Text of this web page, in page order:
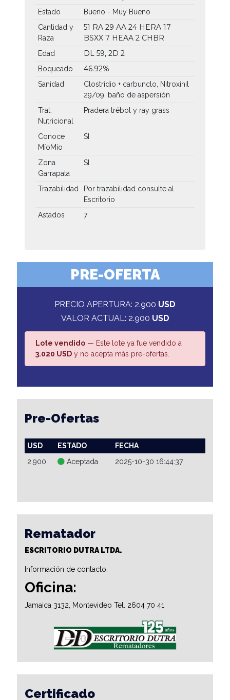
Estado
Bueno - Muy Bueno
Cantidad y
Raza
51 RA 29 AA 24 HERA 17
BSXX 7 HEAA 2 CHBR
Edad DL 59, 2D 2
Boqueado 46.92%
Sanidad
Clostridio + carbunclo, Nitroxinil
29/09, baño de aspersión
Trat.
Nutricional
Pradera trébol y ray grass
Conoce
MíoMío
SI
Zona
Garrapata
SI
Trazabilidad
Por trazabilidad consulte al
Escritorio
Astados
7
PRE-OFERTA
PRECIO APERTURA: 2.900 USD
VALOR ACTUAL: 2.900 USD
Lote vendido — Este lote ya fue vendido a
3.020 USD y no acepta más pre-ofertas.
Pre-Ofertas
USD ESTADO
FECHA
2.900
Aceptada 2025-10-30 16:44:37
Rematador
ESCRITORIO DUTRA LTDA.
Información de contacto:
Oficina:
Jamaica 3132, Montevideo Tel. 2604 70 41
Certificado